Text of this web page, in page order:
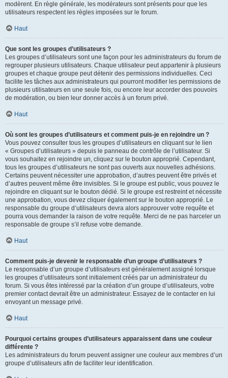
modèrent. En règle générale, les modérateurs sont présents pour que les
utilisateurs respectent les règles imposées sur le forum.
Haut
Que sont les groupes d’utilisateurs ?
Les groupes d’utilisateurs sont une façon pour les administrateurs du forum de
regrouper plusieurs utilisateurs. Chaque utilisateur peut appartenir à plusieurs
groupes et chaque groupe peut détenir des permissions individuelles. Ceci
facilite les tâches aux administrateurs qui pourront modifier les permissions de
plusieurs utilisateurs en une seule fois, ou encore leur accorder des pouvoirs
de modération, ou bien leur donner accès à un forum privé.
Haut
Où sont les groupes d’utilisateurs et comment puis-je en rejoindre un ?
Vous pouvez consulter tous les groupes d’utilisateurs en cliquant sur le lien
« Groupes d’utilisateurs » depuis le panneau de contrôle de l’utilisateur. Si
vous souhaitez en rejoindre un, cliquez sur le bouton approprié. Cependant,
tous les groupes d’utilisateurs ne sont pas ouverts aux nouvelles adhésions.
Certains peuvent nécessiter une approbation, d’autres peuvent être privés et
d’autres peuvent même être invisibles. Si le groupe est public, vous pouvez le
rejoindre en cliquant sur le bouton dédié. Si le groupe est restreint et nécessite
une approbation, vous devez cliquer également sur le bouton approprié. Le
responsable du groupe d’utilisateurs devra alors approuver votre requête et
pourra vous demander la raison de votre requête. Merci de ne pas harceler un
responsable de groupe s’il refuse votre demande.
Haut
Comment puis-je devenir le responsable d’un groupe d’utilisateurs ?
Le responsable d’un groupe d’utilisateurs est généralement assigné lorsque
les groupes d’utilisateurs sont initialement créés par un administrateur du
forum. Si vous êtes intéressé par la création d’un groupe d’utilisateurs, votre
premier contact devrait être un administrateur. Essayez de le contacter en lui
envoyant un message privé.
Haut
Pourquoi certains groupes d’utilisateurs apparaissent dans une couleur
différente ?
Les administrateurs du forum peuvent assigner une couleur aux membres d’un
groupe d’utilisateurs afin de faciliter leur identification.